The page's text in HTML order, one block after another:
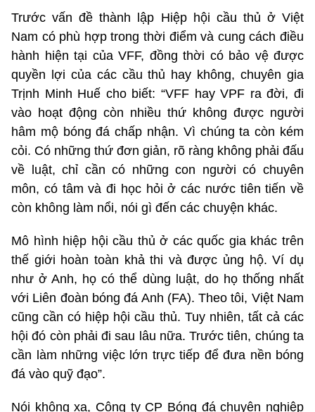
Trước vấn đề thành lập Hiệp hội cầu thủ ở Việt
Nam có phù hợp trong thời điểm và cung cách điều
hành hiện tại của VFF, đồng thời có bảo vệ được
quyền lợi của các cầu thủ hay không, chuyên gia
Trịnh Minh Huế cho biết: “VFF hay VPF ra đời, đi
vào hoạt động còn nhiều thứ không được người
hâm mộ bóng đá chấp nhận. Vì chúng ta còn kém
cỏi. Có những thứ đơn giản, rõ ràng không phải đấu
về luật, chỉ cần có những con người có chuyên
môn, có tâm và đi học hỏi ở các nước tiên tiến về
còn không làm nổi, nói gì đến các chuyện khác.
Mô hình hiệp hội cầu thủ ở các quốc gia khác trên
thế giới hoàn toàn khả thi và được ủng hộ. Ví dụ
như ở Anh, họ có thể dùng luật, do họ thống nhất
với Liên đoàn bóng đá Anh (FA). Theo tôi, Việt Nam
cũng cần có hiệp hội cầu thủ. Tuy nhiên, tất cả các
hội đó còn phải đi sau lâu nữa. Trước tiên, chúng ta
cần làm những việc lớn trực tiếp để đưa nền bóng
đá vào quỹ đạo”.
Nói không xa, Công ty CP Bóng đá chuyên nghiệp